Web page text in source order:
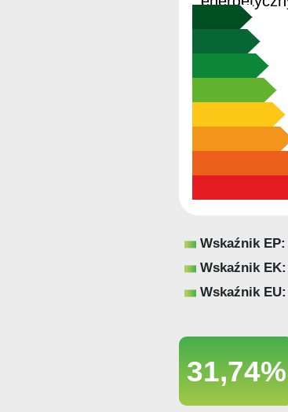
Wskaźnik EP:
Wskaźnik EK:
Wskaźnik EU:
31,74%